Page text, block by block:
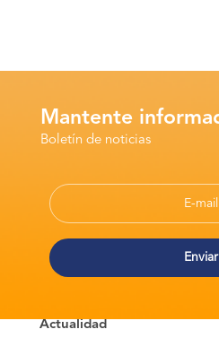
Mantente
Boletín de noticias
Actualidad